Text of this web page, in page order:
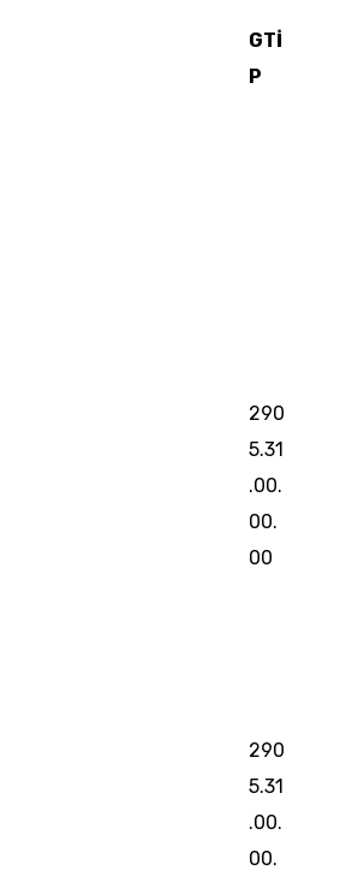
GTİ
P
290
5.31
.00.
00.
00
290
5.31
.00.
00.